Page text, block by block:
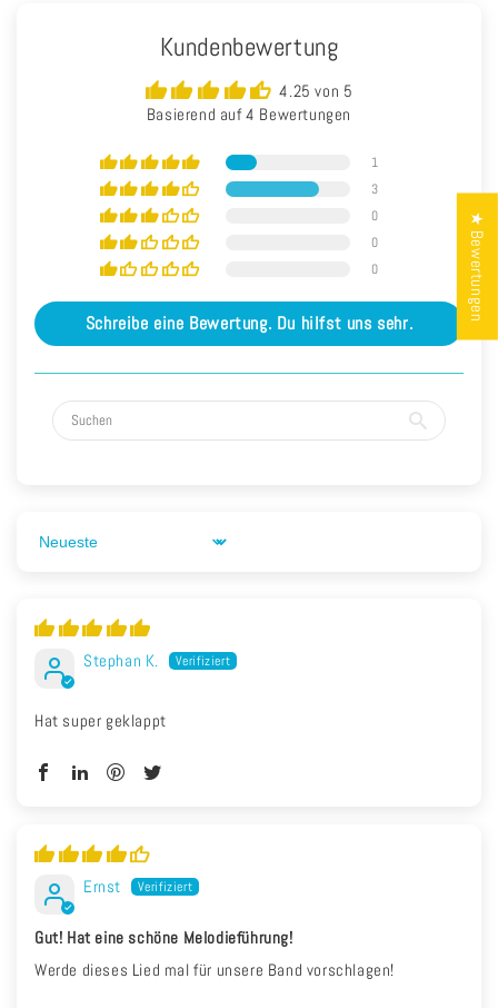
Kundenbewertung
4.25 von 5
Basierend auf 4 Bewertungen
1
3
0
0
0
Schreibe eine Bewertung. Du hilfst uns sehr.
Sort by
Stephan K.
Hat super geklappt
Ernst
Gut! Hat eine schöne Melodieführung!
Werde dieses Lied mal für unsere Band vorschlagen!
★ Bewertungen